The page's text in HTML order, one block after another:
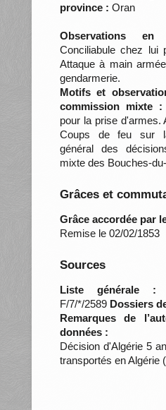
province : Oran
Observations
Conciliabule chez lui
Attaque à main
gendarmerie.
Motifs et
commission mixte :
pour la prise d'armes.
Coups de feu sur
général des
mixte des Bouches-
Grâces et
Grâce accordée par
Remise le 02/02/1853
Sources
Liste générale :
F/7/*/2589 Dossiers
Remarques de
données :
Décision d'Algérie 5
transportés en Algérie